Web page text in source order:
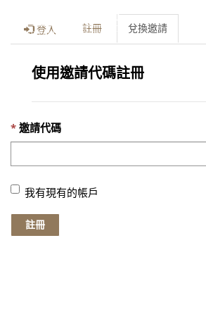
登入 註冊 兌換邀請
使用邀請代碼註冊
邀請代碼
我有現有的帳戶
註冊